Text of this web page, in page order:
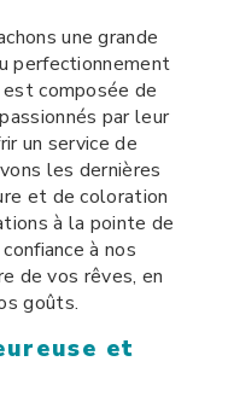
une grande
perfectionnement
composée de
par leur
un service de
les dernières
et de coloration
à la pointe de
à nos
de vos rêves, en
goûts.
et